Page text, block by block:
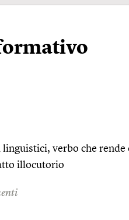
verbo che
illocutorio